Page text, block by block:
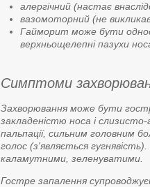
алергічний (настає
вазомоторний (не
Гайморит може бути
верхньощелепні пазухи
Симптоми
Захворювання може бути
закладеністю носа і
пальпації, сильним головним
голос (з'являється
каламутними, зеленуватими.
Гостре запалення